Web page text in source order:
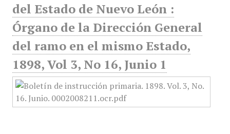
del Estado de Nuevo León :
Órgano de la Dirección General
del ramo en el mismo Estado,
1898, Vol 3, No 16, Junio 1